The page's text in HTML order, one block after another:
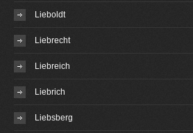
Lieboldt
Liebrecht
Liebreich
Liebrich
Liebsberg